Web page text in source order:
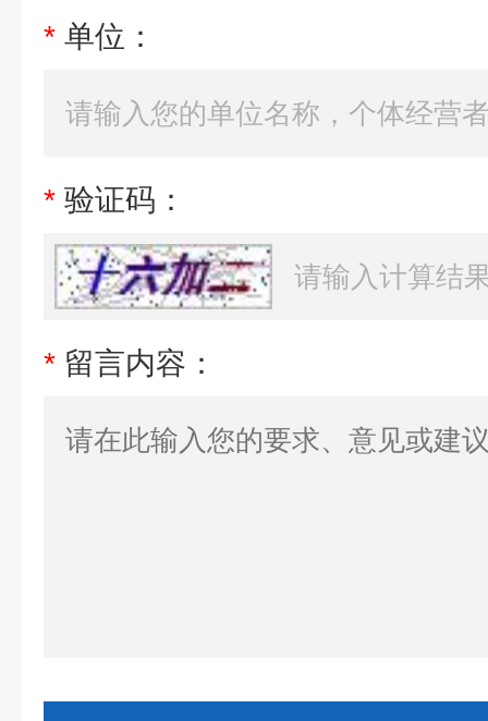
* 单位：
* 验证码：
* 留言内容：